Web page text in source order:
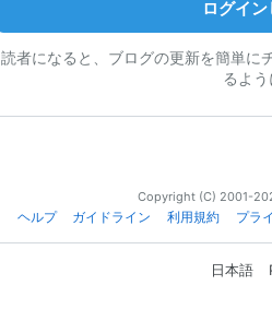
ログイ
読者になると、ブログの更新を簡単に
るよう
Copyright (C) 2001-
ヘルプ
ガイドライン 利用規約 プラ
日本語